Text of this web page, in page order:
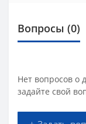
Вопросы (0)
Нет вопросов о
задайте свой